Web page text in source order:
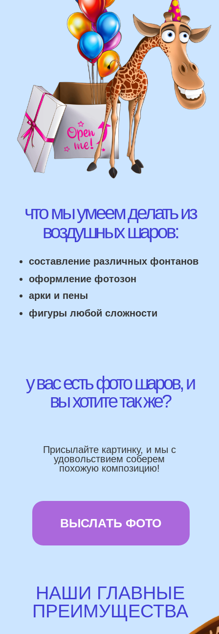
оформление фотозон
фигуры любой сложности
Присылайте картинку, и мы с
удовольствием соберем
похожую композицию!
ВЫСЛАТЬ ФОТО
у вас есть фото шаров, и
вы хотите так же?
(Не Китай)
Предоставляем гарантию полета
Бонусы и скидки постоянным
НАШИ ГЛАВНЫЕ
ПРЕИМУЩЕСТВА